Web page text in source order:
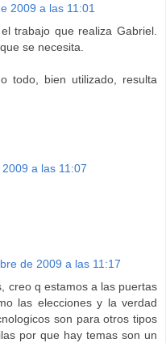
2009 a las 11:01
trabajo que realiza Gabriel.
se necesita.
todo, bien utilizado, resulta
a las 11:07
de 2009 a las 11:17
creo q estamos a las puertas
las elecciones y la verdad
son para otros tipos
por que hay temas son un